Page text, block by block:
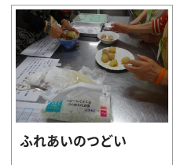
ふれあいのつどい